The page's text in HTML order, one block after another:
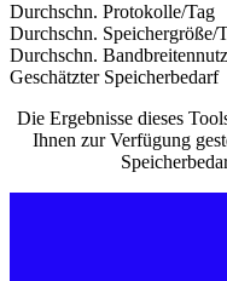
Durchschn. Protokolle/Tag
Durchschn. Speichergröße/
Durchschn.
Geschätzter Speicherbedarf
Die Ergebnisse dieses
Ihnen zur Verfügung